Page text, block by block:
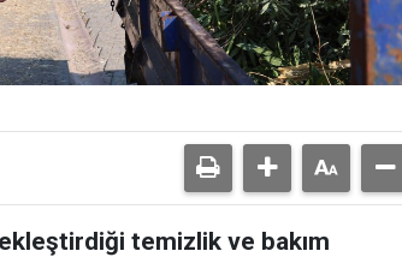
temizlik ve bakım